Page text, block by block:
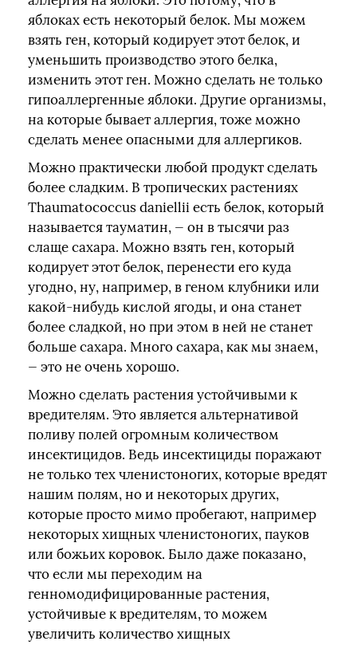
яблоках есть некоторый белок. Мы можем
взять ген, который кодирует этот белок, и
уменьшить производство этого белка,
изменить этот ген. Можно сделать не только
гипоаллергенные яблоки. Другие организмы,
на которые бывает аллергия, тоже можно
сделать менее опасными для аллергиков.
Можно практически любой продукт сделать
более сладким. В тропических растениях
Thaumatococcus daniellii есть белок, который
называется тауматин, — он в тысячи раз
слаще сахара. Можно взять ген, который
кодирует этот белок, перенести его куда
угодно, ну, например, в геном клубники или
какой-нибудь кислой ягоды, и она станет
более сладкой, но при этом в ней не станет
больше сахара. Много сахара, как мы знаем,
— это не очень хорошо.
Можно сделать растения устойчивыми к
вредителям. Это является альтернативой
поливу полей огромным количеством
инсектицидов. Ведь инсектициды поражают
не только тех членистоногих, которые вредят
нашим полям, но и некоторых других,
которые просто мимо пробегают, например
некоторых хищных членистоногих, пауков
или божьих коровок. Было даже показано,
что если мы переходим на
генномодифицированные растения,
устойчивые к вредителям, то можем
увеличить количество хищных